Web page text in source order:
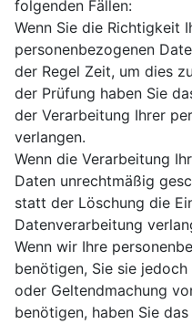
folgenden Fällen:
Wenn Sie die Richtigkeit
personenbezogenen
der Regel Zeit, um dies
der Prüfung haben Sie
der Verarbeitung Ihrer
verlangen.
Wenn die Verarbeitung
Daten unrechtmäßig
statt der Löschung die
Datenverarbeitung
Wenn wir Ihre
benötigen, Sie sie
oder Geltendmachung
benötigen, haben Sie